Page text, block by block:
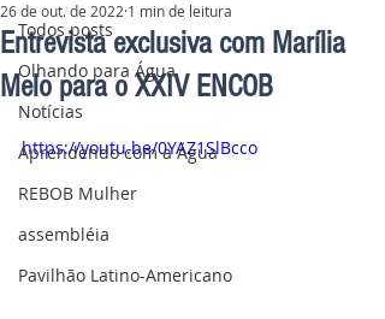
Todos posts
Olhando para Água
Notícias
Aprendendo com a Água
REBOB Mulher
assembléia
Pavilhão Latino-Americano
Entrevista exclusiva com Marília
Melo para o XXIV ENCOB
26 de out. de 2022 1 min de leitura
https://youtu.be/0YAZ1SlBcco